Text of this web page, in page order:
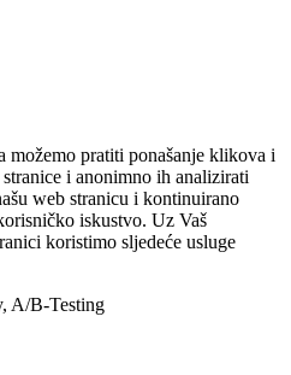
možemo pratiti ponašanje klikova i
i anonimno ih analizirati
web stranicu i kontinuirano
iskustvo. Uz Vaš
koristimo sljedeće usluge
A/B-Testing